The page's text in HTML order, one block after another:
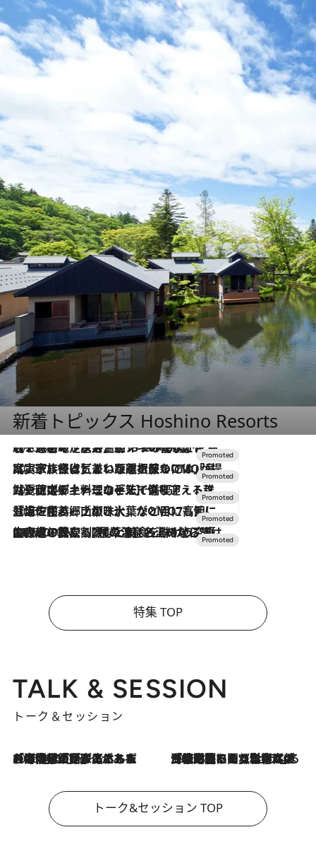
新着トピックス Hoshino Resorts
2026.8.7
【トンボの足水浴】ヒノキの香りに包まれて涼感マックス！約13℃の湧水かけ流しを避暑地「星野温泉 トンボの湯」で体験
2026.7.31
【ホテル帰省】という選択肢をOMOが提案。家族とほどよい距離を保つには「昼は実家、夜は気兼ねなくホテルで！」
2026.7.24
【夏限定ディナーコース】旬を迎える稚鮎や花ズッキーニなどをイタリア・トスカーナの郷土料理の手法で満喫！
2026.7.17
「土佐和ハーブかき氷」がOMO7高知に登場！生姜、山椒、大葉など目にも舌にも涼を呼ぶ郷土の味
2026.7.10
NEW OPEN！【界 草津】名湯の地に誕生。趣の異なる2種の温泉と上州ならではの会席・蕎麦割烹など美食を味わう究極の癒やし旅
特集 TOP
TALK & SESSION
トーク＆セッション
2026.8.3
「今後値上げがあるとすれば…」「リスクがあるのは今年の冬」エネルギー専門家が語る、ホルムズ海峡封鎖が家庭にもたらす“ある心配” 2026.8.3
「住宅建てられない…」「サーチャージ料の高値が続いている」ホルムズ海峡封鎖による影響はいつまで続く？《エネルギー専門家に聞く“どうなる日本の暮らし”》
トーク&セッション TOP